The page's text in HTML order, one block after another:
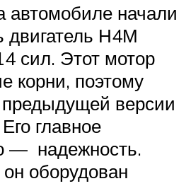
автомобиле начали
двигатель Н4М
сил. Этот мотор
корни, поэтому
предыдущей версии
главное
— надежность.
оборудован